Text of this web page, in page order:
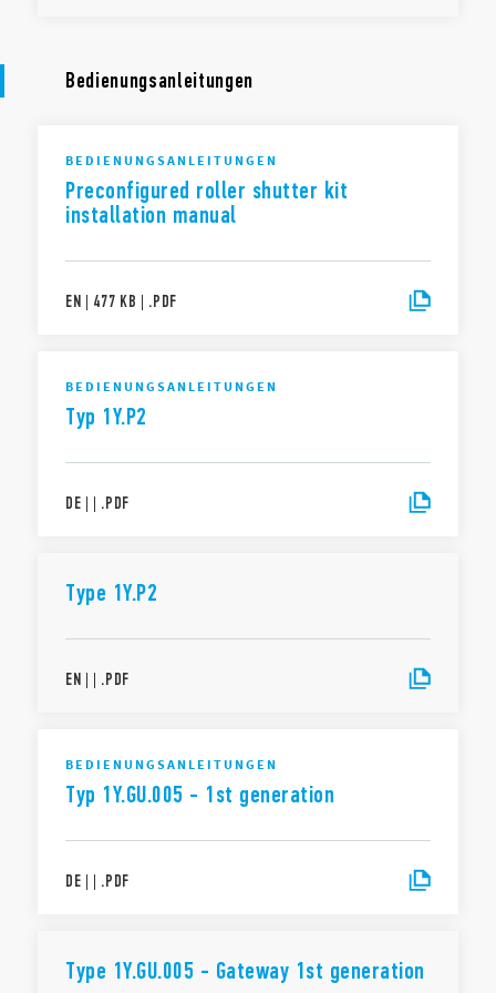
Bedienungsanleitungen
BEDIENUNGSANLEITUNGEN
Preconfigured roller shutter kit
installation manual
EN | 477 KB | .PDF
BEDIENUNGSANLEITUNGEN
Typ 1Y.P2
DE | | .PDF
Type 1Y.P2
EN | | .PDF
BEDIENUNGSANLEITUNGEN
Typ 1Y.GU.005 - 1st generation
DE | | .PDF
Type 1Y.GU.005 - Gateway 1st generation